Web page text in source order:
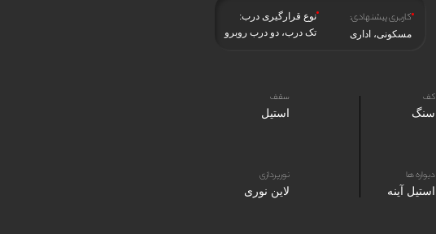
کاربری پیشنهادی:
مسکونی، اداری
نوع قرارگیری درب:
تک درب، دو درب روبرو
کف
سنگ
دیواره ها
استیل آینه
سقف
استیل
نورپردازی
لاین نوری